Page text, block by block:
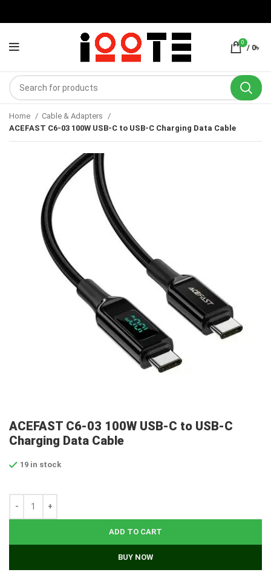
0
/ 0৳
Home
Cable & Adapters
ACEFAST C6-03 100W USB-C to USB-C Charging Data Cable
ACEFAST C6-03 100W USB-C to USB-C
Charging Data Cable
19 in stock
ADD TO CART
BUY NOW